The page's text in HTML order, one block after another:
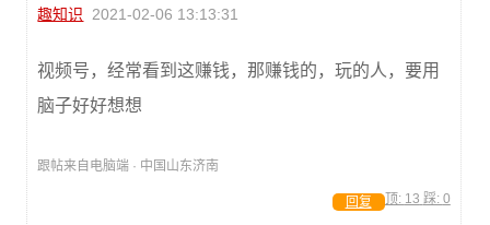
趣知识 2021-02-06 13:13:31
视频号，经常看到这赚钱，那赚钱的，玩的人，要用
脑子好好想想
跟帖来自电脑端 · 中国山东济南
顶: 13 踩: 0
回复